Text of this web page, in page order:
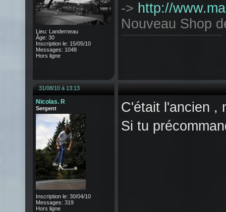
Lieu: Landerneau
Âge: 30
Inscription le: 15/05/10
Messages: 1048
Hors ligne
-> http://
Nouveau Shop
31/08/10 à 13:13
Nicolas. R
Sergent
Inscription le: 30/04/10
Messages: 319
Hors ligne
C'était l'ancien ,
Si tu